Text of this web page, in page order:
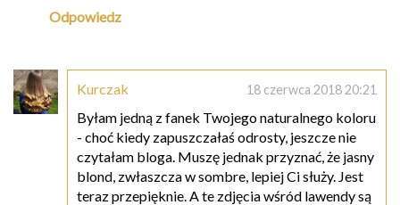
Odpowiedz
Kurczak 18 czerwca 2018 20:21
Byłam jedną z fanek Twojego naturalnego koloru
- choć kiedy zapuszczałaś odrosty, jeszcze nie
czytałam bloga. Muszę jednak przyznać, że jasny
blond, zwłaszcza w sombre, lepiej Ci służy. Jest
teraz przepięknie. A te zdjęcia wśród lawendy są